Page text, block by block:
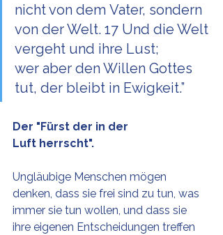
nicht von dem Vater, sondern
von der Welt. 17 Und die Welt
vergeht und ihre Lust;
wer aber den Willen Gottes
tut, der bleibt in Ewigkeit.”
Der "Fürst der in der
Luft herrscht".
Ungläubige Menschen mögen
denken, dass sie frei sind zu tun, was
immer sie tun wollen, und dass sie
ihre eigenen Entscheidungen treffen